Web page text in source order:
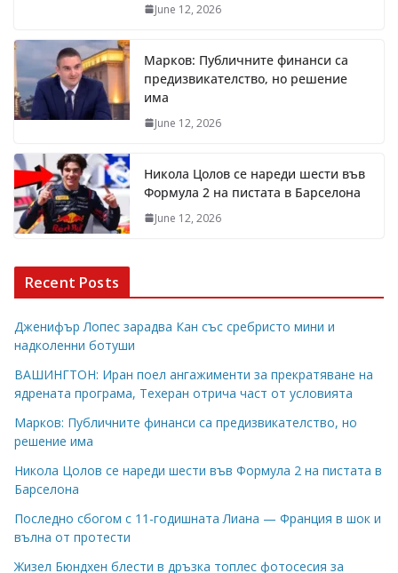
June 12, 2026
Марков: Публичните финанси са
предизвикателство, но решение
има
June 12, 2026
Никола Цолов се нареди шести във
Формула 2 на пистата в Барселона
June 12, 2026
Recent Posts
Дженифър Лопес зарадва Кан със сребристо мини и
надколенни ботуши
ВАШИНГТОН: Иран поел ангажименти за прекратяване на
ядрената програма, Техеран отрича част от условията
Марков: Публичните финанси са предизвикателство, но
решение има
Никола Цолов се нареди шести във Формула 2 на пистата в
Барселона
Последно сбогом с 11-годишната Лиана — Франция в шок и
вълна от протести
Жизел Бюндхен блести в дръзка топлес фотосесия за